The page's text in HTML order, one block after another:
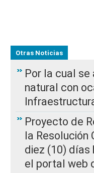
Otras Noticias
Por la cual
natural con
Proyecto de
la Resolución
diez (10) días
el portal web